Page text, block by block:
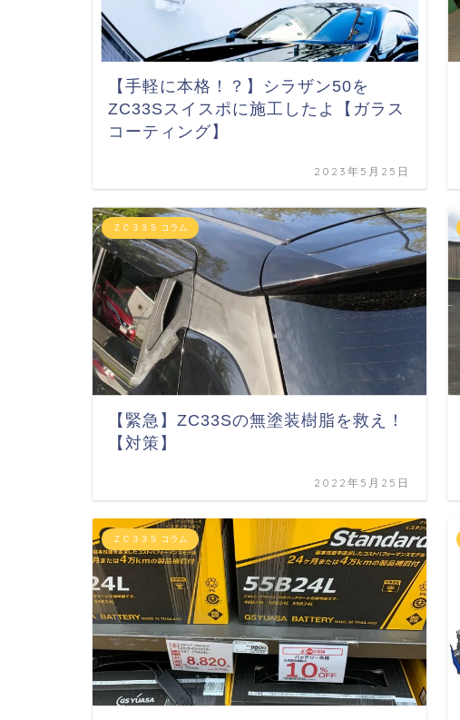
【手軽に本格！？】シラザン50を
ZC33Sスイスポに施工したよ【ガラス
コーティング】
2023年5月25日
ＺＣ３３Ｓ コラム
【緊急】ZC33Sの無塗装樹脂を救え！
【対策】
2022年5月25日
ＺＣ３３Ｓ コラム